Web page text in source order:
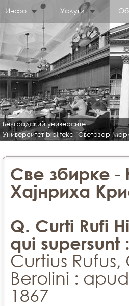
Инфо Услуги
Белградский университет
Университет bibliteka "Светозар
Све збирке -
Хајнриха
Q. Curti Rufi
qui
Curtius
Berolini :
1867